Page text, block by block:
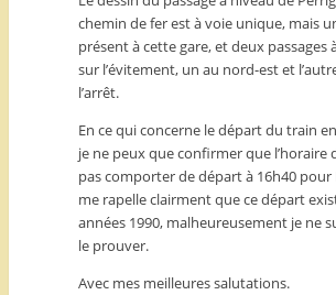
chemin de fer est à voie unique, mais
présent à cette gare, et deux
sur l’évitement, un au nord-est et
l’arrêt.
En ce qui concerne le départ du train
je ne peux que confirmer que l’horaire
pas comporter de départ à 16h40
me rapelle clairment que ce départ
années 1990, malheureusement je ne
le prouver.
Avec mes meilleures salutations.